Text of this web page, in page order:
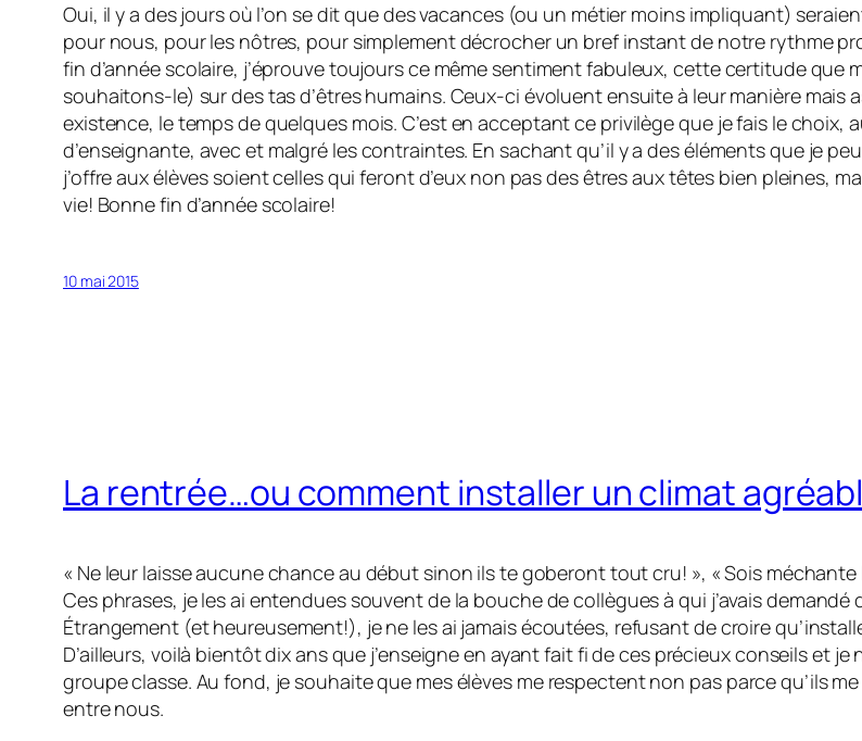
Oui, il y a des jours où l’on se dit que des vacances (ou un métier moins impliquant)
pour nous, pour les nôtres, pour simplement décrocher un bref instant de notre rythme
fin d’année scolaire, j’éprouve toujours ce même sentiment fabuleux, cette certitude que
souhaitons-le) sur des tas d’êtres humains. Ceux-ci évoluent ensuite à leur manière mais
existence, le temps de quelques mois. C’est en acceptant ce privilège que je fais le choix,
d’enseignante, avec et malgré les contraintes. En sachant qu’il y a des éléments que je
j’offre aux élèves soient celles qui feront d’eux non pas des êtres aux têtes bien pleines,
vie! Bonne fin d’année scolaire!
10 mai 2015
La rentrée…ou comment installer un climat
« Ne leur laisse aucune chance au début sinon ils te goberont tout cru! », « Sois
Ces phrases, je les ai entendues souvent de la bouche de collègues à qui j’avais
Étrangement (et heureusement!), je ne les ai jamais écoutées, refusant de croire
D’ailleurs, voilà bientôt dix ans que j’enseigne en ayant fait fi de ces précieux conseils et
groupe classe. Au fond, je souhaite que mes élèves me respectent non pas parce qu’ils
entre nous.